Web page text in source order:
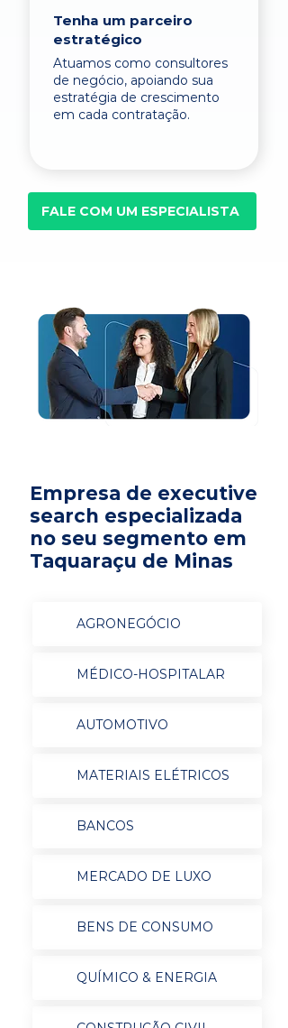
Tenha um parceiro
estratégico
Atuamos como consultores
de negócio, apoiando sua
estratégia de crescimento
em cada contratação.
FALE COM UM ESPECIALISTA
Empresa de executive
search especializada
no seu segmento em
Taquaraçu de Minas
AGRONEGÓCIO
MÉDICO-HOSPITALAR
AUTOMOTIVO
MATERIAIS ELÉTRICOS
BANCOS
MERCADO DE LUXO
BENS DE CONSUMO
QUÍMICO & ENERGIA